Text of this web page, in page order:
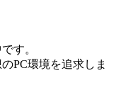
す。
PC環境を追求しま